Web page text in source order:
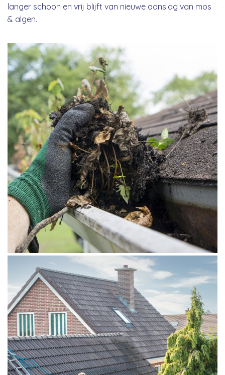
langer schoon en vrij blijft van nieuwe aanslag van mos
& algen.